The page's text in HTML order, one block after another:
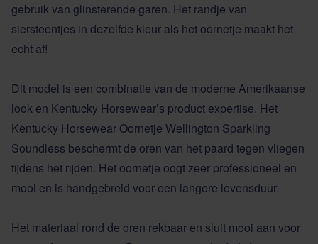
gebruik van glinsterende garen. Het randje van
siersteentjes in dezelfde kleur als het oornetje maakt het
echt af!
Dit model is een combinatie van de moderne Amerikaanse
look en Kentucky Horsewear’s product expertise. Het
Kentucky Horsewear Oornetje Wellington Sparkling
Soundless beschermt de oren van het paard tegen vliegen
tijdens het rijden. Het oornetje oogt zeer professioneel en
mooi en is handgebreid voor een langere levensduur.
Het materiaal rond de oren rekbaar en sluit mooi aan voor